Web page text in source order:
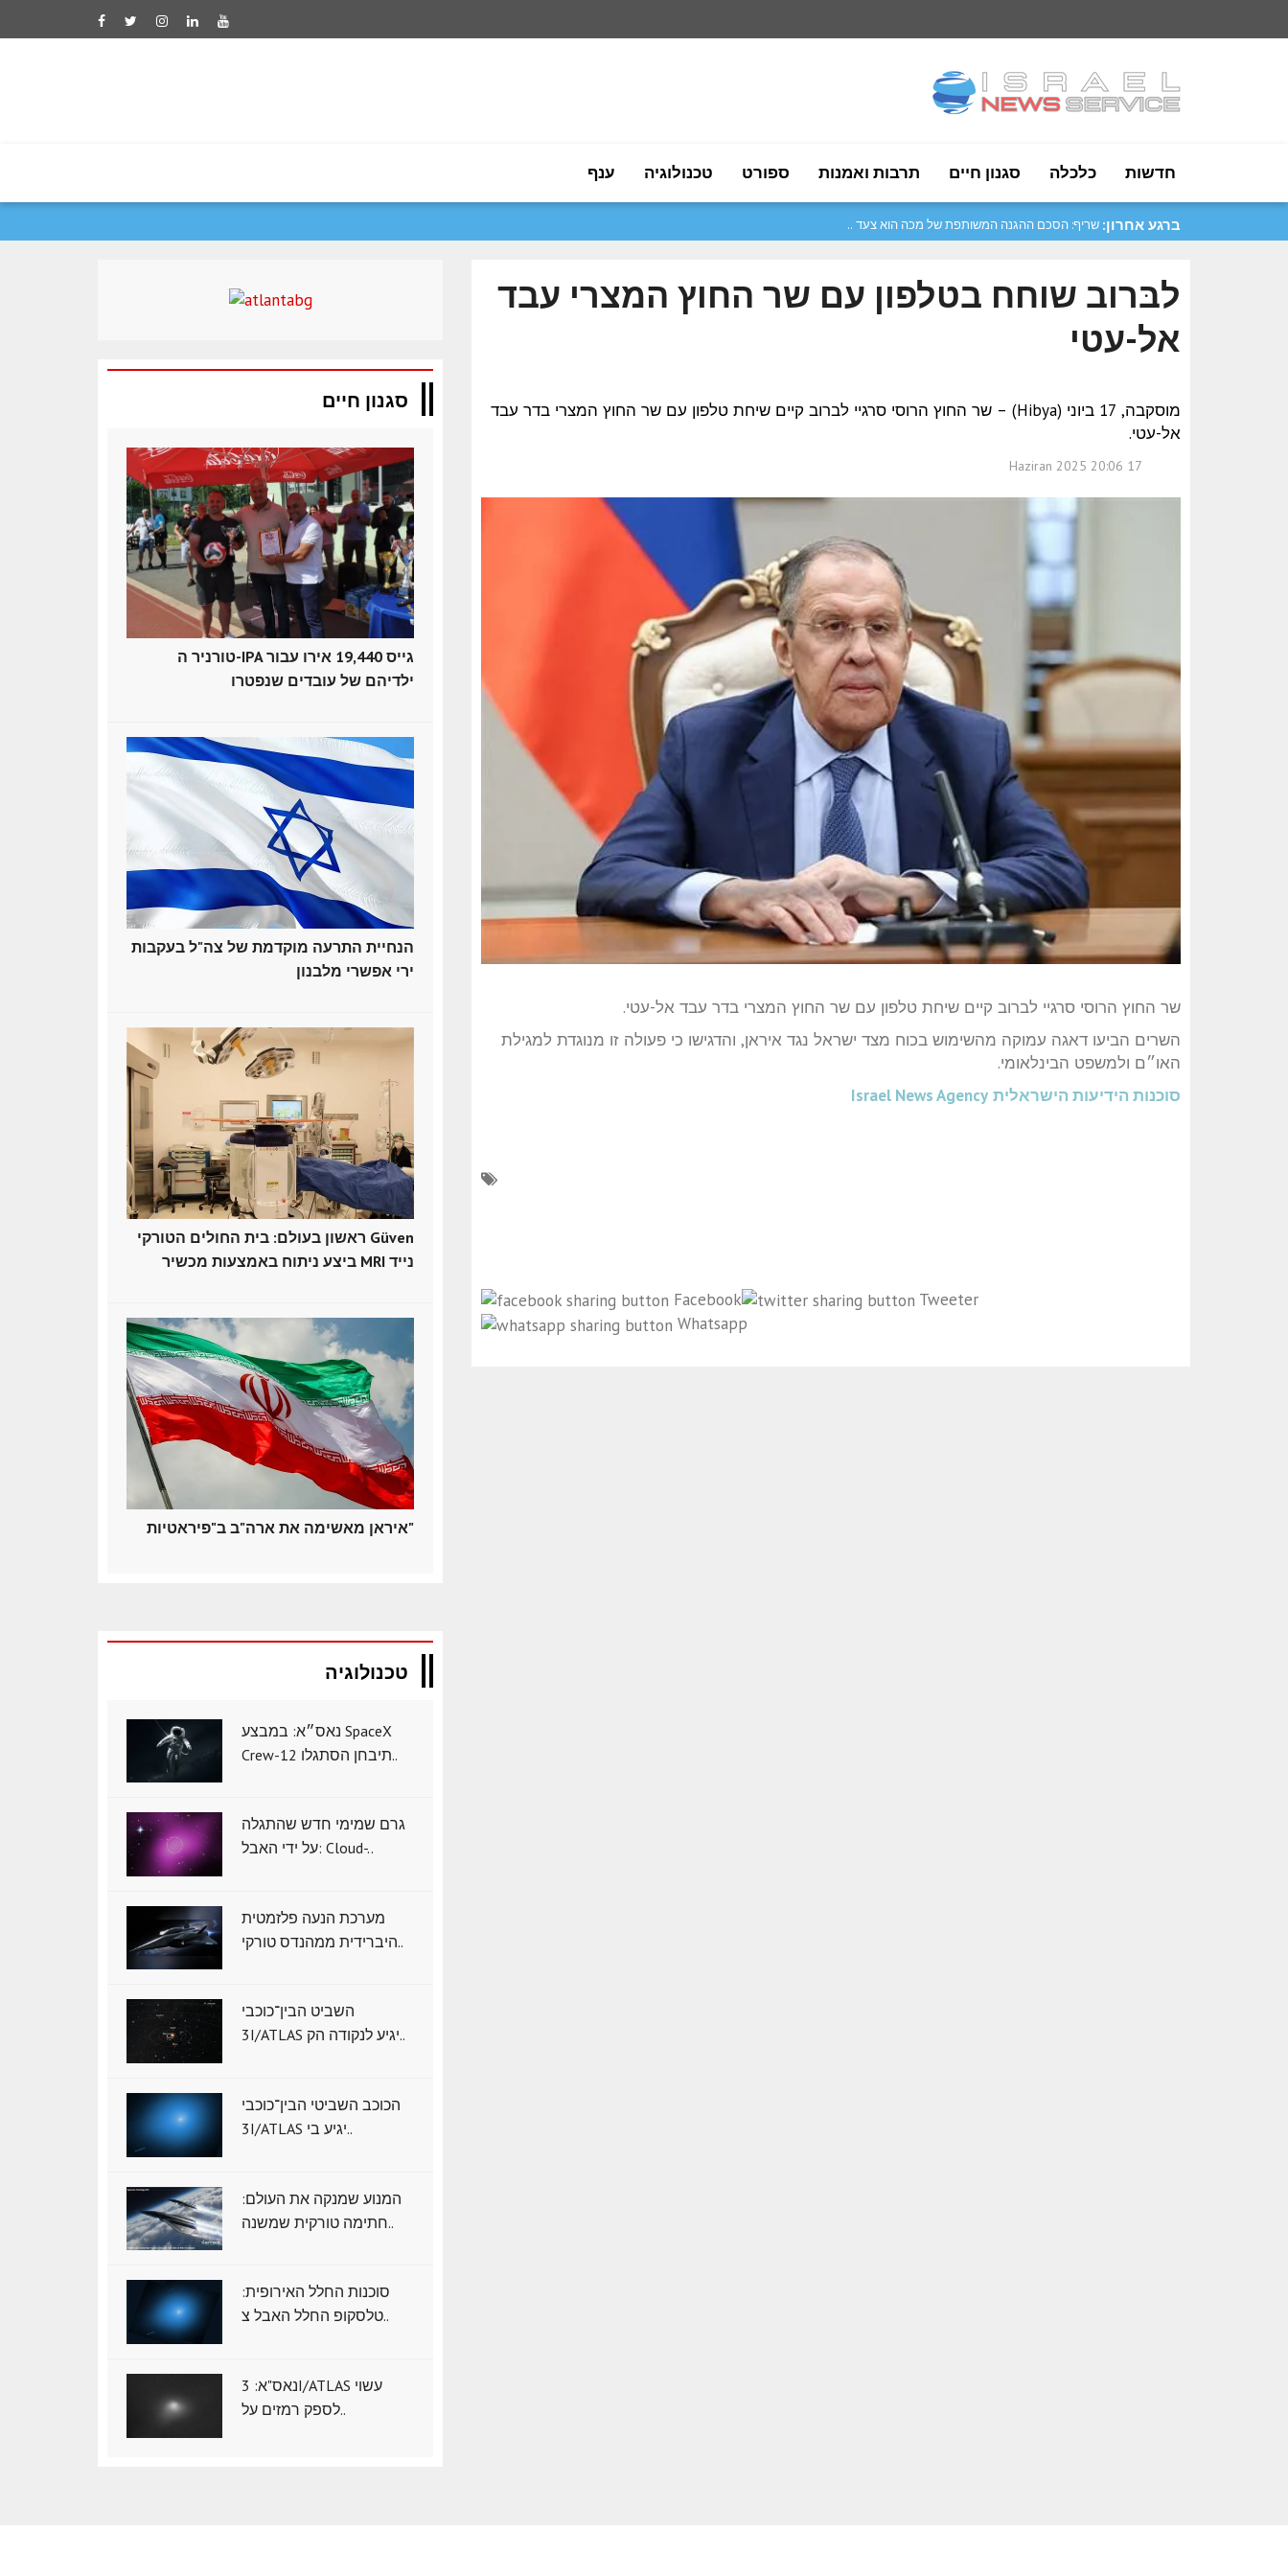
ענף טכנולוגיה ספורט תרבות ואמנות סגנון חיים כלכלה חדשות
ברגע אחרון: שריף: הסכם ההגנה המשותפת של מכה הוא צעד ..
לבּרוב שוחח בטלפון עם שר החוץ המצרי עבד
אל-עטי
מוסקבה, 17 ביוני (Hibya) – שר החוץ הרוסי סרגיי לברוב קיים שיחת טלפון עם שר החוץ המצרי בדר עבד
אל-עטי.
17 Haziran 2025 20:06
שר החוץ הרוסי סרגיי לברוב קיים שיחת טלפון עם שר החוץ המצרי בדר עבד אל-עטי.
השרים הביעו דאגה עמוקה מהשימוש בכוח מצד ישראל נגד איראן, והדגישו כי פעולה זו מנוגדת למגילת
האו״ם ולמשפט הבינלאומי.
סוכנות הידיעות הישראלית Israel News Agency
Facebook
Tweeter
Whatsapp
סגנון חיים
טורניר ה-IPA גייס 19,440 אירו עבור
ילדיהם של עובדים שנפטרו
הנחיית התרעה מוקדמת של צה"ל בעקבות
ירי אפשרי מלבנון
ראשון בעולם: בית החולים הטורקי Güven
ביצע ניתוח באמצעות מכשיר MRI נייד
איראן מאשימה את ארה"ב ב"פיראטיות"
טכנולוגיה
נאס״א: במבצע SpaceX
Crew-12 תיבחן הסתגלו..
גרם שמימי חדש שהתגלה
על ידי האבל: Cloud-..
מערכת הנעה פלזמטית
היברידית ממהנדס טורקי..
השביט הבין־כוכבי
3I/ATLAS יגיע לנקודה הק..
הכוכב השביטי הבין־כוכבי
3I/ATLAS יגיע בי..
המנוע שמנקה את העולם:
חתימה טורקית שמשנה..
סוכנות החלל האירופית:
טלסקופ החלל האבל צ..
נאס"א: ‏3I/ATLAS עשוי
לספק רמזים על..